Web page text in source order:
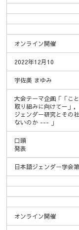
オンライン開催
2022年12月10
宇佐美 まゆみ
大会テーマ企画「「こ
取り組みに向けて－」
ジェンダー研究とその
ないのか --- 」
口頭
発表
日本語ジェンダー学会
オンライン開催